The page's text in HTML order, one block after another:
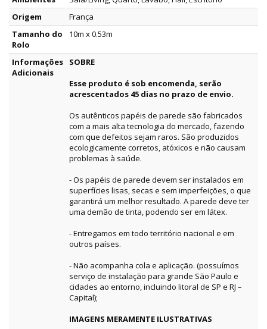
Origem
França
Tamanho do
Rolo
10m x 0.53m
Informações
Adicionais
SOBRE
Esse produto é sob encomenda, serão
acrescentados 45 dias no prazo de envio.
Os autênticos papéis de parede são fabricados
com a mais alta tecnologia do mercado, fazendo
com que defeitos sejam raros. São produzidos
ecologicamente corretos, atóxicos e não causam
problemas à saúde.
- Os papéis de parede devem ser instalados em
superfícies lisas, secas e sem imperfeições, o que
garantirá um melhor resultado. A parede deve ter
uma demão de tinta, podendo ser em látex.
- Entregamos em todo território nacional e em
outros países.
- Não acompanha cola e aplicação. (possuímos
serviço de instalação para grande São Paulo e
cidades ao entorno, incluindo litoral de SP e RJ –
Capital);
IMAGENS MERAMENTE ILUSTRATIVAS